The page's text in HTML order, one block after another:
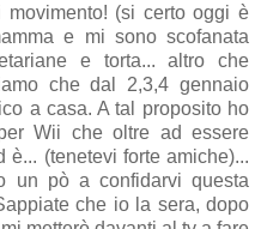
(si certo oggi è
e mi sono scofanata
e torta... altro che
che dal 2,3,4 gennaio
a casa. A tal proposito ho
Wii che oltre ad essere
(tenetevi forte amiche)...
un pò a confidarvi questa
che io la sera, dopo